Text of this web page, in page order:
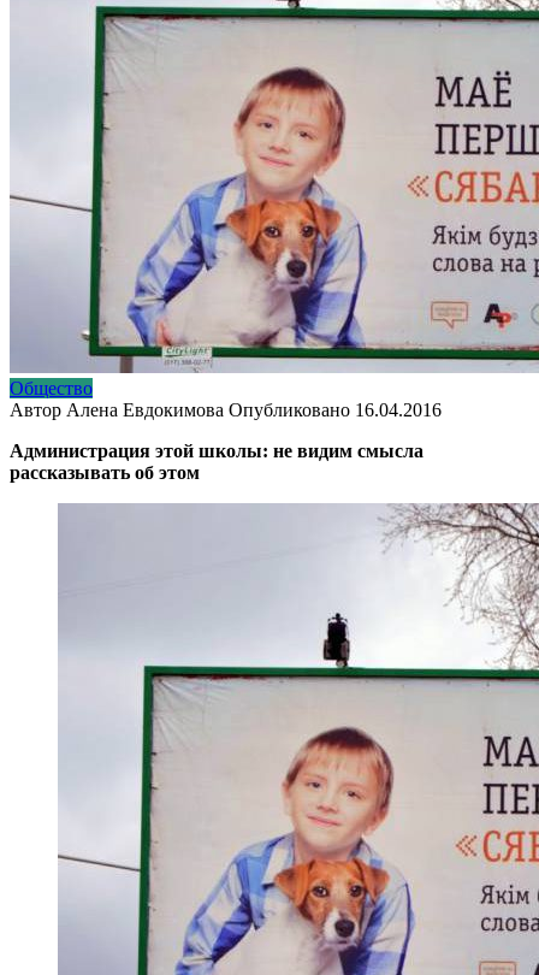
Общество
Автор Алена Евдокимова Опубликовано 16.04.2016
Администрация этой школы: не видим смысла
рассказывать об этом